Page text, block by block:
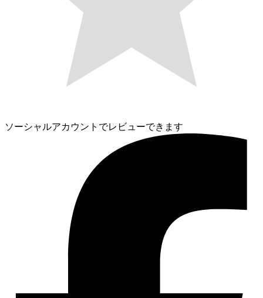
ソーシャルアカウントでレビューできます